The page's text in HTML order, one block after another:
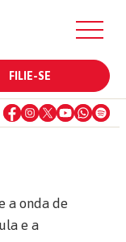
FILIE-SE
a onda de
e a